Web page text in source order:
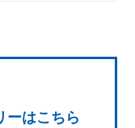
ーはこちら